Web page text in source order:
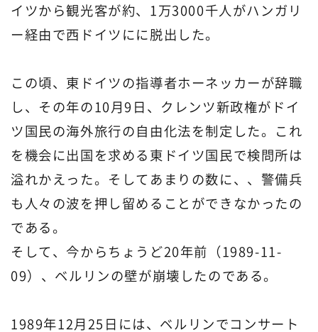
イツから観光客が約、1万3000千人がハンガリ
ー経由で西ドイツにに脱出した。
この頃、東ドイツの指導者ホーネッカーが辞職
し、その年の10月9日、クレンツ新政権がドイ
ツ国民の海外旅行の自由化法を制定した。これ
を機会に出国を求める東ドイツ国民で検問所は
溢れかえった。そしてあまりの数に、、警備兵
も人々の波を押し留めることができなかったの
である。
そして、今からちょうど20年前（1989-11-
09）、ベルリンの壁が崩壊したのである。
1989年12月25日には、ベルリンでコンサート